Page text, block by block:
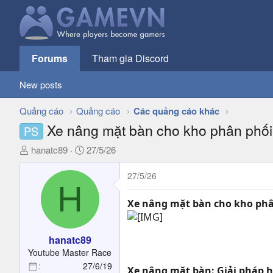
Forums Tham gia Discord
New posts
Quảng cáo Quảng cáo Các quảng cáo khác
PS Xe nâng mặt bàn cho kho phân phối
T
a
r
hanatc89
N
à
i
27/5/26
H
hanatc89
Youtube Master Race
27/6/19
27/5/26
Xe nâng mặt bàn cho kho